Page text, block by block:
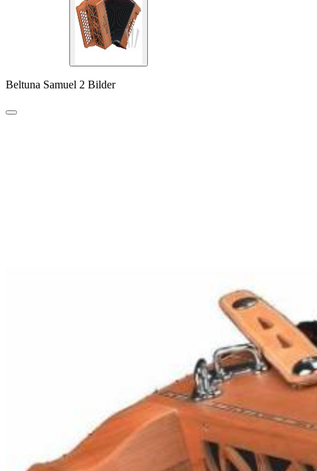
Beltuna Samuel 2 Bilder